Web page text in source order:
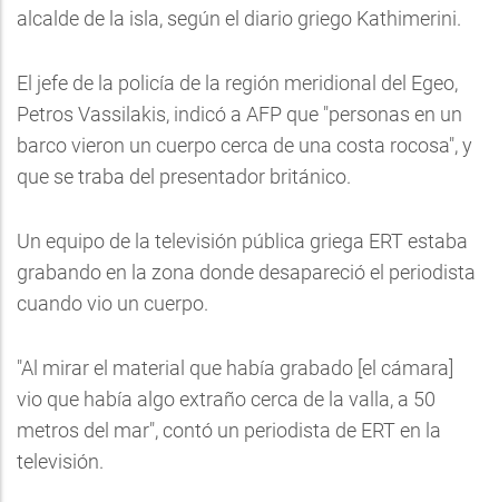
alcalde de la isla, según el diario griego Kathimerini.
El jefe de la policía de la región meridional del Egeo,
Petros Vassilakis, indicó a AFP que "personas en un
barco vieron un cuerpo cerca de una costa rocosa", y
que se traba del presentador británico.
Un equipo de la televisión pública griega ERT estaba
grabando en la zona donde desapareció el periodista
cuando vio un cuerpo.
"Al mirar el material que había grabado [el cámara]
vio que había algo extraño cerca de la valla, a 50
metros del mar", contó un periodista de ERT en la
televisión.